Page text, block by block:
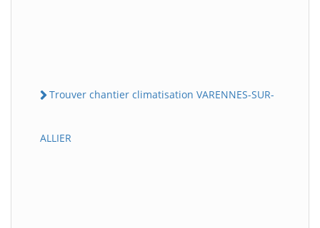
Trouver chantier climatisation VARENNES-SUR-
ALLIER